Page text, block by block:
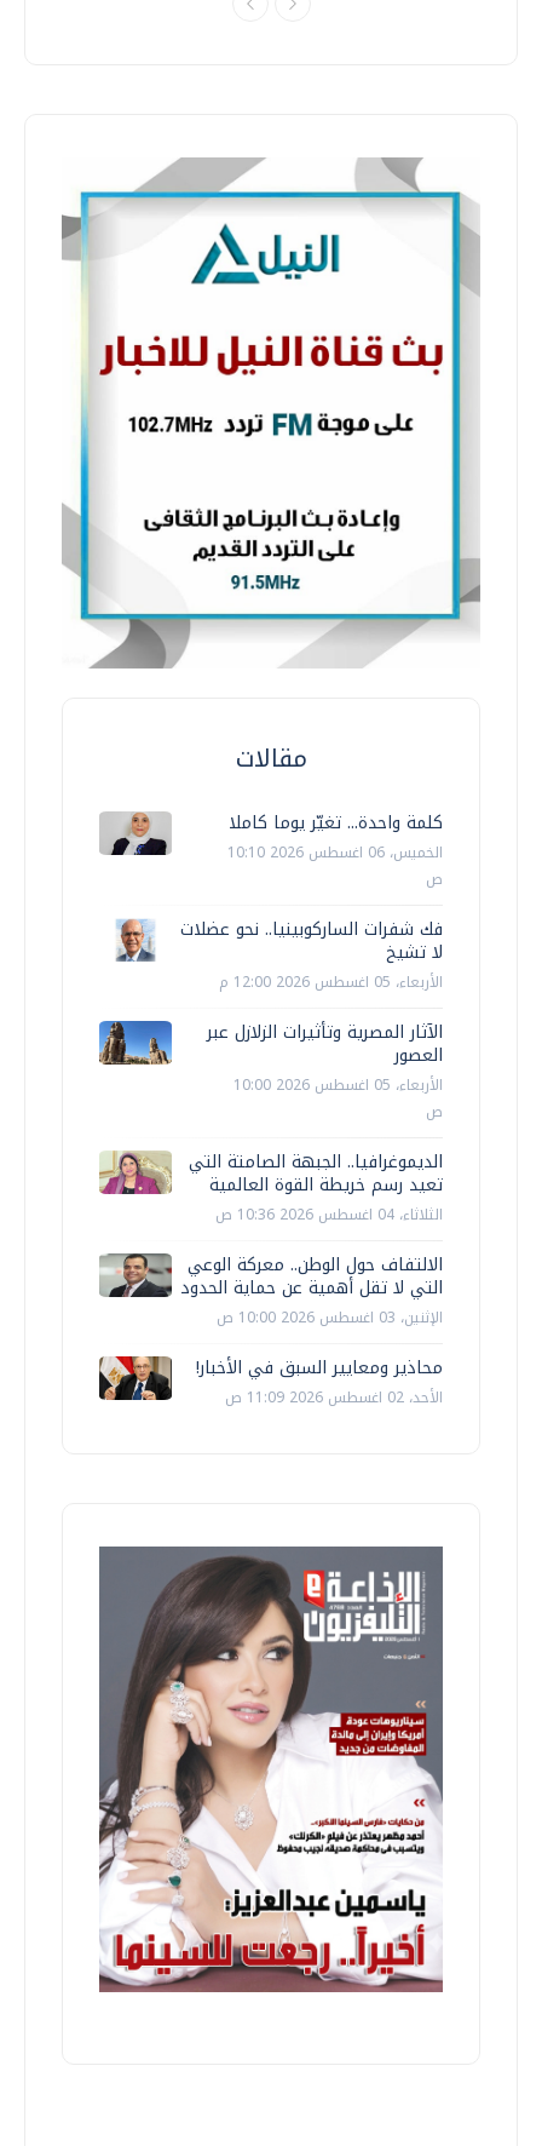
مقالات
كلمة واحدة... تغيّر يوما كاملا
الخميس، 06 اغسطس 2026 10:10
ص
فك شفرات الساركوبينيا.. نحو عضلات
لا تشيخ
الأربعاء، 05 اغسطس 2026 12:00 م
الآثار المصرية وتأثيرات الزلازل عبر
العصور
الأربعاء، 05 اغسطس 2026 10:00
ص
الديموغرافيا.. الجبهة الصامتة التي
تعيد رسم خريطة القوة العالمية
الثلاثاء، 04 اغسطس 2026 10:36 ص
الالتفاف حول الوطن.. معركة الوعي
التي لا تقل أهمية عن حماية الحدود
الإثنين، 03 اغسطس 2026 10:00 ص
محاذير ومعايير السبق في الأخبار!
الأحد، 02 اغسطس 2026 11:09 ص